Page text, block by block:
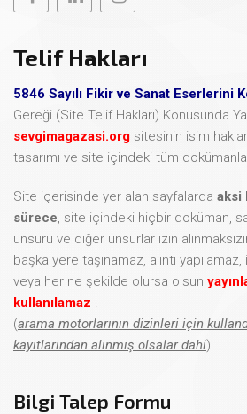
Telif Hakları
5846 Sayılı Fikir ve Sanat Eserlerini
Gereği (Site Telif Hakları) Konusunda
sevgimagazasi.org sitesinin isim
tasarımı ve site içindeki tüm
Site içerisinde yer alan sayfalarda aksi
sürece, site içindeki hiçbir doküman,
unsuru ve diğer unsurlar izin
başka yere taşınamaz, alıntı
veya her ne şekilde olursa olsun
kullanılamaz .
(arama motorlarının dizinleri için
kayıtlarından alınmış olsalar dahi)
Bilgi Talep Formu